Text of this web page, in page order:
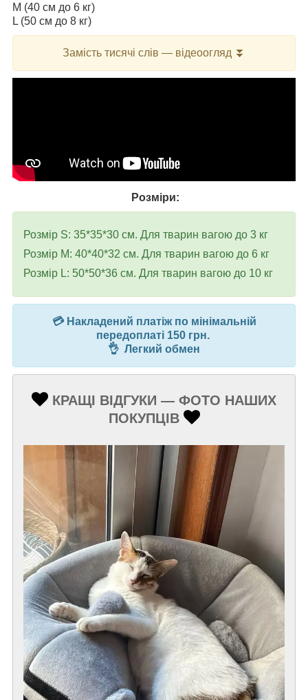
M (40 см до 6 кг)
L (50 см до 8 кг)
Замість тисячі слів — відеоогляд ⏬
Розміри:
Розмір S: 35*35*30 см. Для тварин вагою до 3 кг
Розмір М: 40*40*32 см. Для тварин вагою до 6 кг
Розмір L: 50*50*36 см. Для тварин вагою до 10 кг
💳 Накладений платіж по мінімальній
передоплаті 150 грн.
👌 Легкий обмен
КРАЩІ ВІДГУКИ — ФОТО НАШИХ
ПОКУПЦІВ